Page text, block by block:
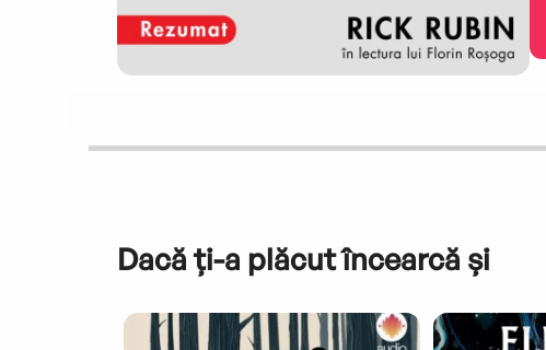
Dacă ți-a plăcut încearcă și